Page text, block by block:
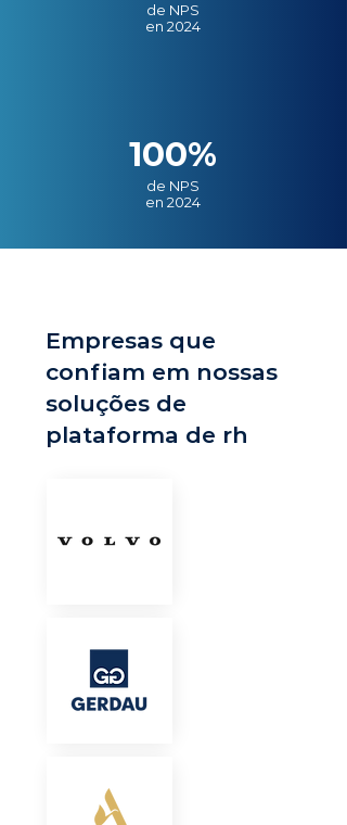
de NPS
en 2024
100%
de NPS
en 2024
Empresas que
confiam em nossas
soluções de
plataforma de rh